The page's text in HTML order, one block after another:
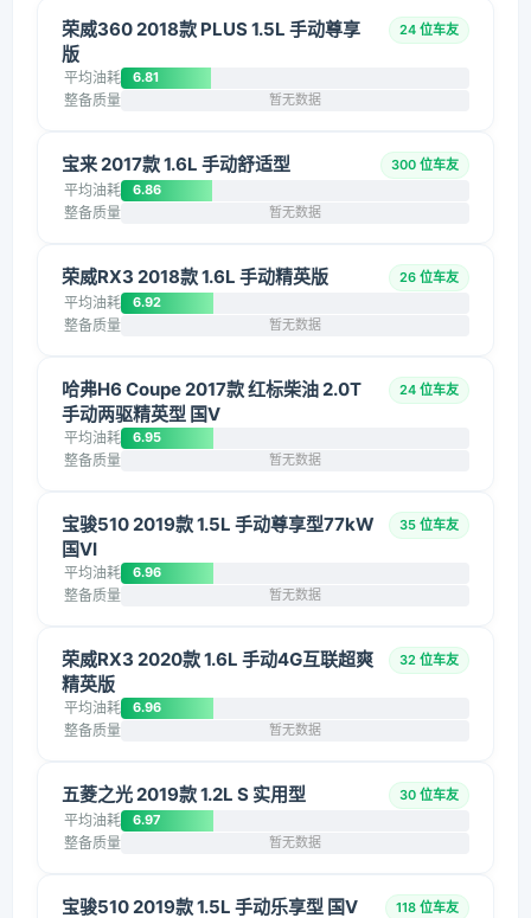
荣威360 2018款 PLUS 1.5L 手动尊享
版
24 位车友
平均油耗 6.81
整备质量 暂无数据
宝来 2017款 1.6L 手动舒适型 300 位车友
平均油耗 6.86
整备质量 暂无数据
荣威RX3 2018款 1.6L 手动精英版 26 位车友
平均油耗 6.92
整备质量 暂无数据
哈弗H6 Coupe 2017款 红标柴油 2.0T
手动两驱精英型 国V
24 位车友
平均油耗 6.95
整备质量 暂无数据
宝骏510 2019款 1.5L 手动尊享型77kW
国VI
35 位车友
平均油耗 6.96
整备质量 暂无数据
荣威RX3 2020款 1.6L 手动4G互联超爽
精英版
32 位车友
平均油耗 6.96
整备质量 暂无数据
五菱之光 2019款 1.2L S 实用型 30 位车友
平均油耗 6.97
整备质量 暂无数据
宝骏510 2019款 1.5L 手动乐享型 国V 118 位车友